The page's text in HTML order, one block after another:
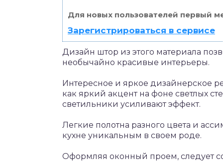
Для новых пользователей первый
Зарегистрироваться в сервисе
Дизайн штор из этого материала
необычайно красивые интерьеры.
Интересное и яркое дизайнерское
как яркий акцент на фоне светлых
светильники усиливают эффект.
Легкие полотна разного цвета и
кухне уникальным в своем роде.
Оформляя оконный проем, следует